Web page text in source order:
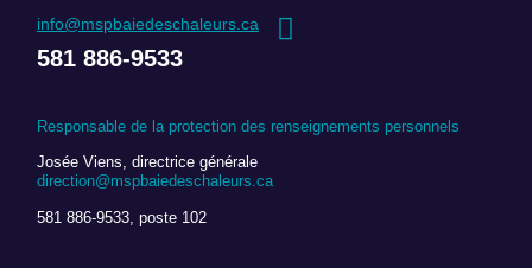
info@mspbaiedeschaleurs.ca
581 886-9533
Responsable de la protection des renseignements personnels
Josée Viens, directrice générale
direction@mspbaiedeschaleurs.ca
581 886-9533, poste 102